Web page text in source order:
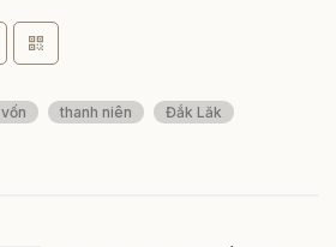
thanh niên
Đắk Lăk